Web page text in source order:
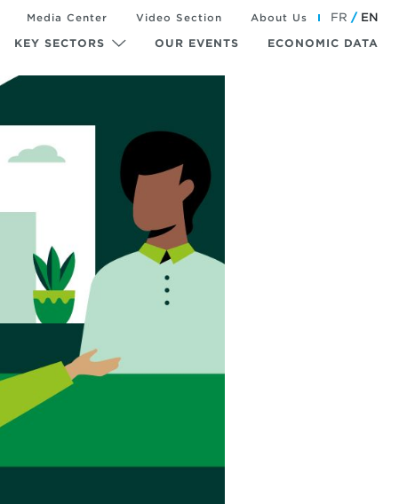
KEY SECTORS OUR EVENTS ECONOMIC DATA
Media Center Video Section About Us FR EN